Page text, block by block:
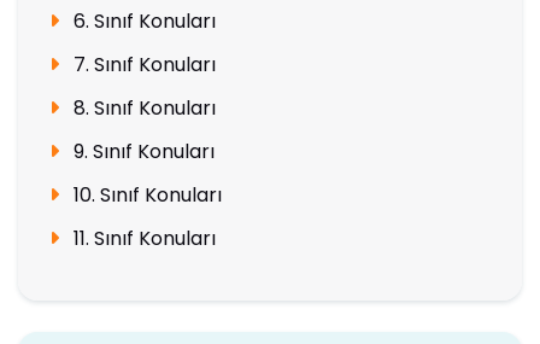
6. Sınıf Konuları
7. Sınıf Konuları
8. Sınıf Konuları
9. Sınıf Konuları
10. Sınıf Konuları
11. Sınıf Konuları